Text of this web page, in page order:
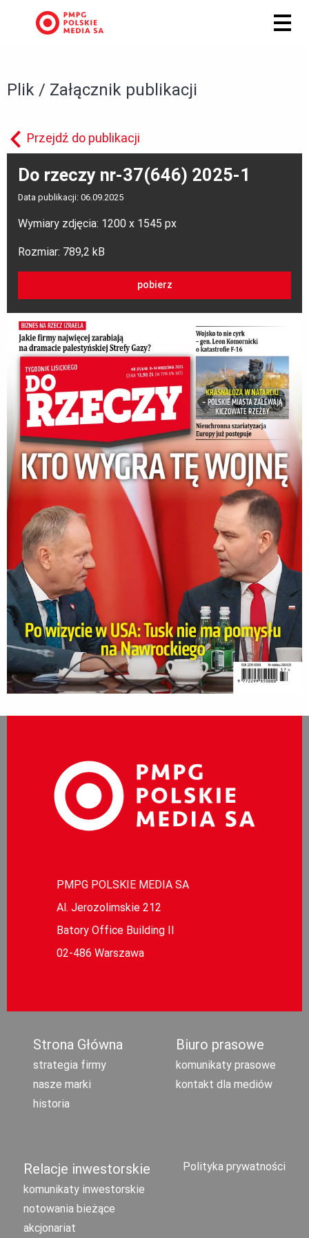
Plik / Załącznik publikacji
Przejdź do publikacji
Do rzeczy nr-37(646) 2025-1
Data publikacji: 06.09.2025
Wymiary zdjęcia: 1200 x 1545 px
Rozmiar: 789,2 kB
pobierz
PMPG POLSKIE MEDIA SA
Al. Jerozolimskie 212
Batory Office Building II
02-486 Warszawa
Strona Główna
strategia firmy
nasze marki
historia
Biuro prasowe
komunikaty prasowe
kontakt dla mediów
Relacje inwestorskie
komunikaty inwestorskie
notowania bieżące
akcjonariat
Polityka prywatności